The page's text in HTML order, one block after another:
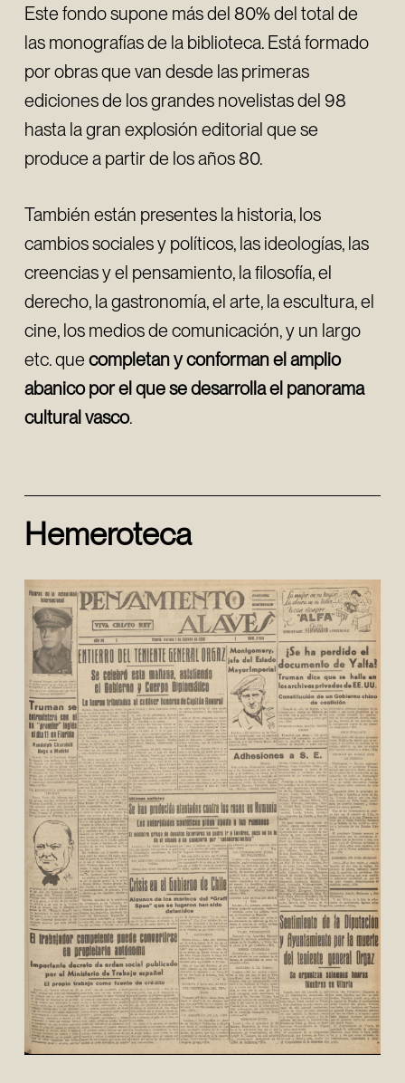
Este fondo supone más del 80% del total de
las monografías de la biblioteca. Está formado
por obras que van desde las primeras
ediciones de los grandes novelistas del 98
hasta la gran explosión editorial que se
produce a partir de los años 80.
También están presentes la historia, los
cambios sociales y políticos, las ideologías, las
creencias y el pensamiento, la filosofía, el
derecho, la gastronomía, el arte, la escultura, el
cine, los medios de comunicación, y un largo
etc. que completan y conforman el amplio
abanico por el que se desarrolla el panorama
cultural vasco.
Hemeroteca